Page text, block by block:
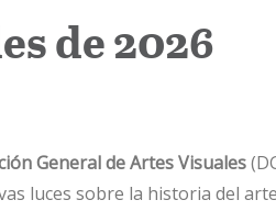
de 2026
General de Artes Visuales
luces sobre la historia del